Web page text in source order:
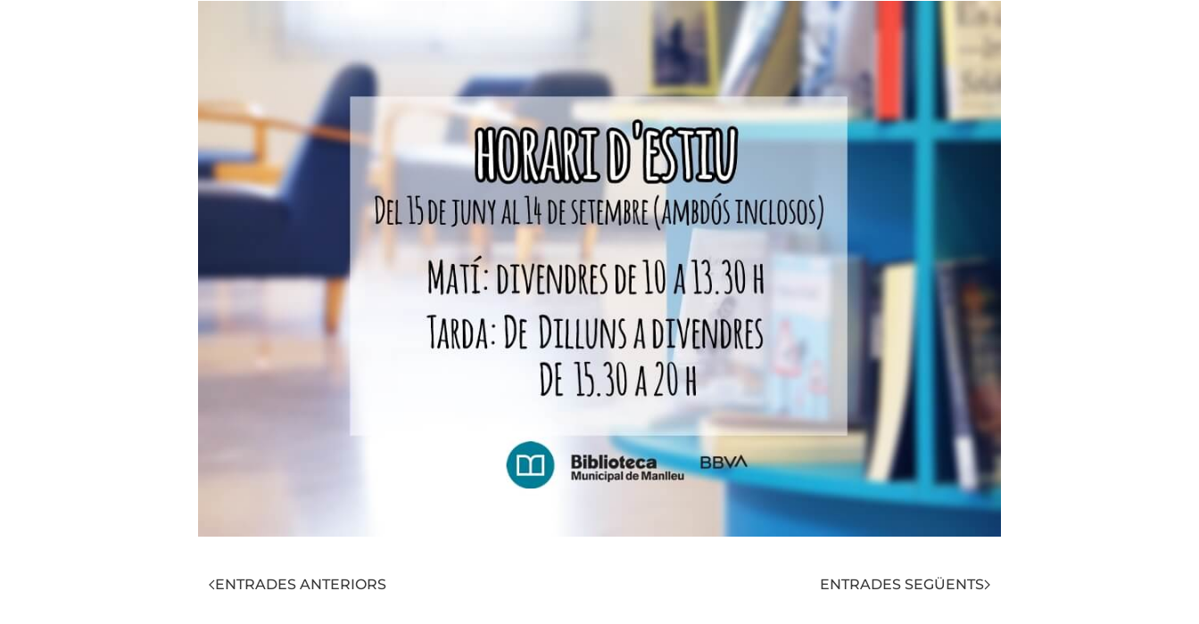
ENTRADES ANTERIORS ENTRADES SEGÜENTS